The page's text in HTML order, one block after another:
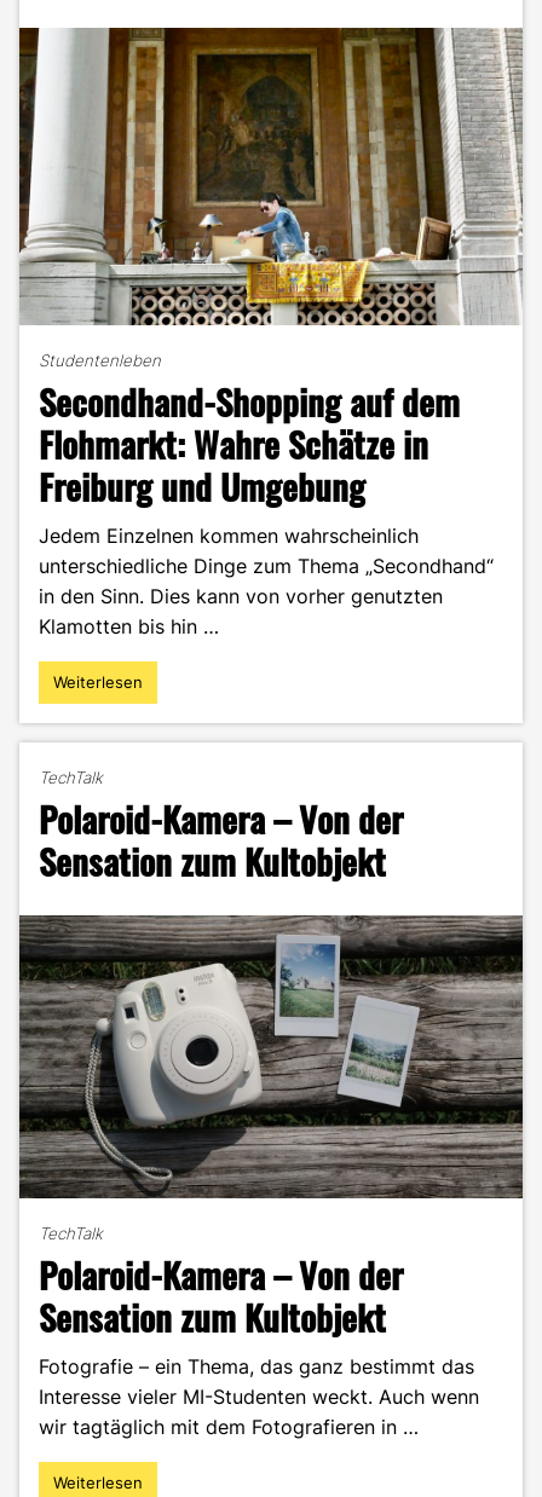
Studentenleben
Secondhand-Shopping auf dem
Flohmarkt: Wahre Schätze in
Freiburg und Umgebung
Jedem Einzelnen kommen wahrscheinlich
unterschiedliche Dinge zum Thema „Secondhand“
in den Sinn. Dies kann von vorher genutzten
Klamotten bis hin …
"Secondhand-
Shopping
Flohmarkt:
Wahre
Schätze
in
und
Umgebung"
Weiterlesen
TechTalk
Polaroid-Kamera – Von der
Sensation zum Kultobjekt
TechTalk
Polaroid-Kamera – Von der
Sensation zum Kultobjekt
Fotografie – ein Thema, das ganz bestimmt das
Interesse vieler MI-Studenten weckt. Auch wenn
wir tagtäglich mit dem Fotografieren in …
"Polaroid-
Weiterlesen